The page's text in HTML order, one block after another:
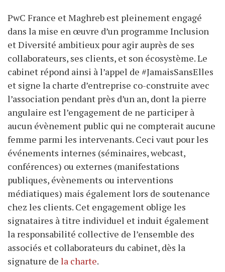
PwC France et Maghreb est pleinement engagé
dans la mise en œuvre d’un programme Inclusion
et Diversité ambitieux pour agir auprès de ses
collaborateurs, ses clients, et son écosystème. Le
cabinet répond ainsi à l’appel de #JamaisSansElles
et signe la charte d’entreprise co-construite avec
l’association pendant près d’un an, dont la pierre
angulaire est l’engagement de ne participer à
aucun évènement public qui ne compterait aucune
femme parmi les intervenants. Ceci vaut pour les
événements internes (séminaires, webcast,
conférences) ou externes (manifestations
publiques, évènements ou interventions
médiatiques) mais également lors de soutenance
chez les clients. Cet engagement oblige les
signataires à titre individuel et induit également
la responsabilité collective de l’ensemble des
associés et collaborateurs du cabinet, dès la
signature de la charte.